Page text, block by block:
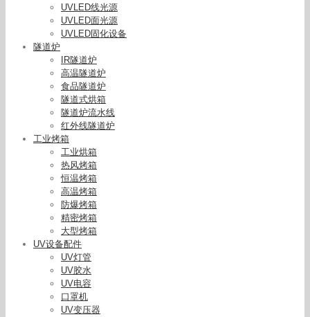
UVLED线光源
UVLED面光源
UVLED固化设备
隧道炉
IR隧道炉
高温隧道炉
食品隧道炉
隧道式烘箱
隧道炉流水线
红外线隧道炉
工业烤箱
工业烘箱
热风烤箱
恒温烤箱
高温烤箱
防爆烤箱
精密烤箱
大型烤箱
UV设备配件
UV灯管
UV胶水
UV电容
口罩机
UV变压器